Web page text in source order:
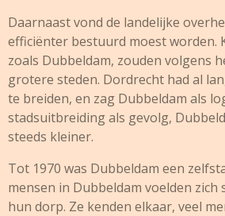
Daarnaast vond de landelijke
efficiënter bestuurd moest worden.
zoals Dubbeldam, zouden volgens
grotere steden. Dordrecht had al
te breiden, en zag Dubbeldam als
stadsuitbreiding als gevolg,
steeds kleiner.
Tot 1970 was Dubbeldam een
mensen in Dubbeldam voelden
hun dorp. Ze kenden elkaar, veel